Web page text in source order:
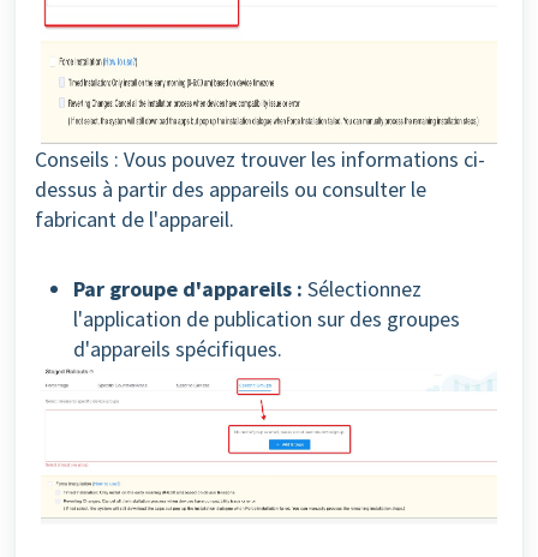
Conseils : Vous pouvez trouver les informations ci-
dessus à partir des appareils ou consulter le
fabricant de l'appareil.
Par groupe d'appareils : Sélectionnez
l'application de publication sur des groupes
d'appareils spécifiques.